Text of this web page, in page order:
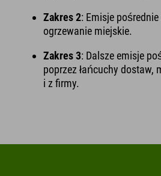
Zakres 2: Emisje
ogrzewanie miejskie.
Zakres 3: Dalsze emisje
poprzez łańcuchy
i z firmy.